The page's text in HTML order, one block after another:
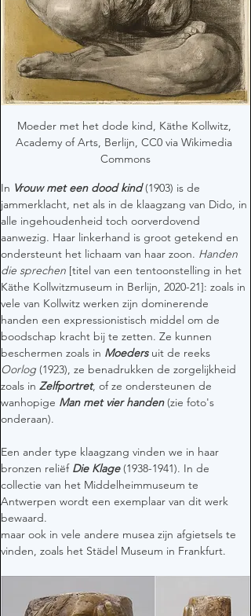
Moeder met het dode kind, Käthe Kollwitz,
Academy of Arts, Berlijn, CC0 via Wikimedia
Commons
In Vrouw met een dood kind (1903) is de
jammerklacht, net als in de klaagzang van Dido, in
alle ingehoudenheid toch oorverdovend
aanwezig. Haar linkerhand is groot getekend en
ondersteunt het lichaam van haar zoon. Handen
die sprechen [titel van een tentoonstelling in het
Käthe Kollwitzmuseum in Berlijn, 2020-21]: zoals in
vele van Kollwitz werken zijn dominerende
handen een expressionistisch middel om de
boodschap kracht bij te zetten. Ze kunnen
beschermen zoals in Moeders uit de reeks
Oorlog (1923), ze benadrukken de zorgelijkheid
zoals in Zelfportret, of ze ondersteunen de
wanhopige Man met vier handen (zie foto's
onderaan).
Een ander type klaagzang vinden we in haar
bronzen reliëf Die Klage (1938-1941). In de
collectie van het Middelheimmuseum te
Antwerpen wordt een exemplaar van dit werk
bewaard.
maar ook in vele andere musea zijn afgietsels te
vinden, zoals het Städel Museum in Frankfurt.